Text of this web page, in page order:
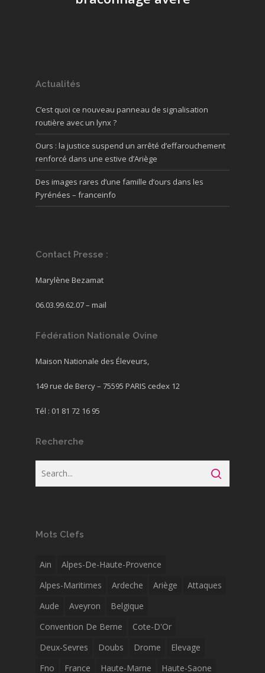
Actualités
C’est quoi ce nouveau panneau de signalisation
routière avec un lynx ?
Ours : la justice suspend un arrêté d’effarouchement
renforcé dans une estive d’Ariège
Des images rares d’une famille d’ours dans les
Pyrénées – franceinfo
Contact Presse :
Marylène Bezamat
06.03.99.62.07 – mail
Fédération Nationale Ovine
Maison Nationale des Éleveurs,
149 rue de Bercy – 75595 PARIS cedex 12
Tél : 01 81 72 16 95
Recherche
Mots Clefs
Ain
Alpes-De-Haute-Provence
Alpes-Maritimes
Ardeche Ariège
Attaques
Aude
Aveyron
Belgique
Convention De Berne
Cote-D'Or
Deux-Sevres
Doubs Drome
Elevage
Fno
France Haute-Marne Haute-Saone